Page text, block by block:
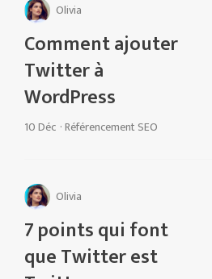
Olivia
Comment ajouter
Twitter à
WordPress
10 Déc ·Référencement SEO
Olivia
7 points qui font
que Twitter est